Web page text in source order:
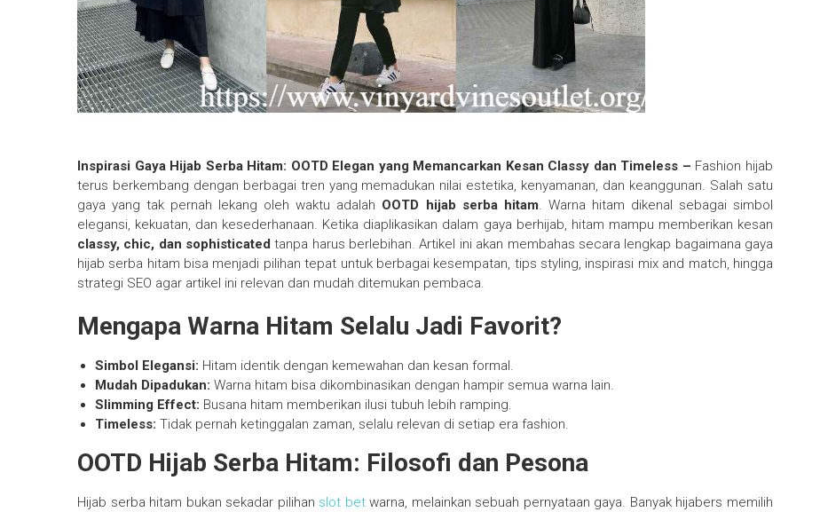
Inspirasi Gaya Hijab Serba Hitam: OOTD Elegan yang Memancarkan Kesan Classy dan Timeless – Fashion hijab
terus berkembang dengan berbagai tren yang memadukan nilai estetika, kenyamanan, dan keanggunan. Salah satu
gaya yang tak pernah lekang oleh waktu adalah OOTD hijab serba hitam. Warna hitam dikenal sebagai simbol
elegansi, kekuatan, dan kesederhanaan. Ketika diaplikasikan dalam gaya berhijab, hitam mampu memberikan kesan
classy, chic, dan sophisticated tanpa harus berlebihan. Artikel ini akan membahas secara lengkap bagaimana gaya
hijab serba hitam bisa menjadi pilihan tepat untuk berbagai kesempatan, tips styling, inspirasi mix and match, hingga
strategi SEO agar artikel ini relevan dan mudah ditemukan pembaca.
Mengapa Warna Hitam Selalu Jadi Favorit?
Simbol Elegansi: Hitam identik dengan kemewahan dan kesan formal.
Mudah Dipadukan: Warna hitam bisa dikombinasikan dengan hampir semua warna lain.
Slimming Effect: Busana hitam memberikan ilusi tubuh lebih ramping.
Timeless: Tidak pernah ketinggalan zaman, selalu relevan di setiap era fashion.
OOTD Hijab Serba Hitam: Filosofi dan Pesona
Hijab serba hitam bukan sekadar pilihan slot betwarna, melainkan sebuah pernyataan gaya. Banyak hijabers memilih